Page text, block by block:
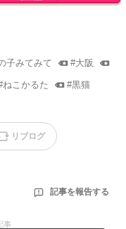
子みてみて #大阪
ねこかるた #黒猫
リブログ
記事を報告する
事